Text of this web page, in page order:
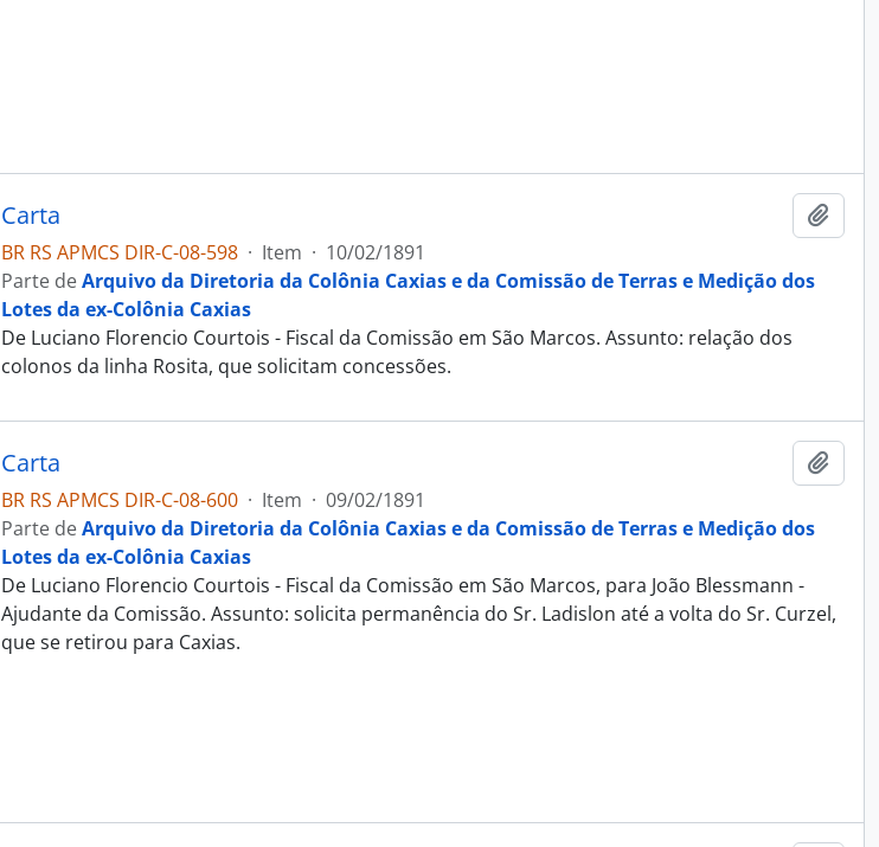
Carta
BR RS APMCS DIR-C-08-598 · Item · 10/02/1891
Parte deArquivo da Diretoria da Colônia Caxias e da Comissão de Terras e Medição dos
Lotes da ex-Colônia Caxias
De Luciano Florencio Courtois - Fiscal da Comissão em São Marcos. Assunto: relação dos
colonos da linha Rosita, que solicitam concessões.
Carta
BR RS APMCS DIR-C-08-600 · Item · 09/02/1891
Parte deArquivo da Diretoria da Colônia Caxias e da Comissão de Terras e Medição dos
Lotes da ex-Colônia Caxias
De Luciano Florencio Courtois - Fiscal da Comissão em São Marcos, para João Blessmann -
Ajudante da Comissão. Assunto: solicita permanência do Sr. Ladislon até a volta do Sr. Curzel,
que se retirou para Caxias.